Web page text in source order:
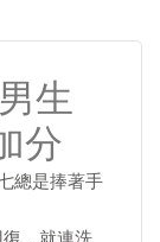
生
分
總是捧著手